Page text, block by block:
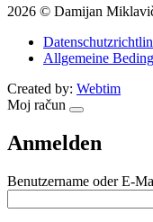
2026 © Damijan
Allgemeine
Created by: Webtim
Moj račun
Anmelden
Benutzername oder E-